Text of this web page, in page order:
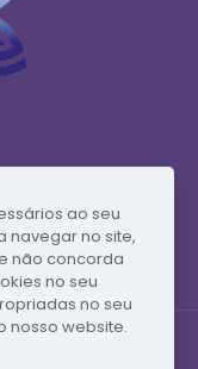
ao seu
navegar no site,
não concorda
no seu
no seu
nosso website.